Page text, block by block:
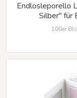
Endlosleporello
Silber" für
100er